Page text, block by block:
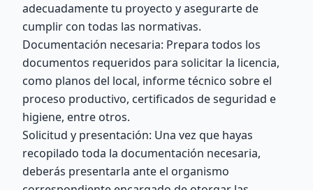
adecuadamente tu proyecto y asegurarte de
cumplir con todas las normativas.
Documentación necesaria: Prepara todos los
documentos requeridos para solicitar la licencia,
como planos del local, informe técnico sobre el
proceso productivo, certificados de seguridad e
higiene, entre otros.
Solicitud y presentación: Una vez que hayas
recopilado toda la documentación necesaria,
deberás presentarla ante el organismo